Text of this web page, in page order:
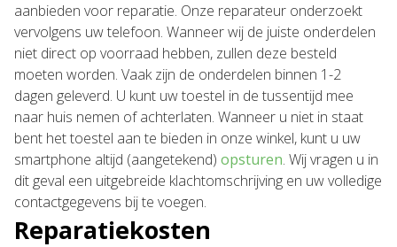
aanbieden voor reparatie. Onze reparateur onderzoekt
vervolgens uw telefoon. Wanneer wij de juiste onderdelen
niet direct op voorraad hebben, zullen deze besteld
moeten worden. Vaak zijn de onderdelen binnen 1-2
dagen geleverd. U kunt uw toestel in de tussentijd mee
naar huis nemen of achterlaten. Wanneer u niet in staat
bent het toestel aan te bieden in onze winkel, kunt u uw
smartphone altijd (aangetekend) opsturen. Wij vragen u in
dit geval een uitgebreide klachtomschrijving en uw volledige
contactgegevens bij te voegen.
Reparatiekosten